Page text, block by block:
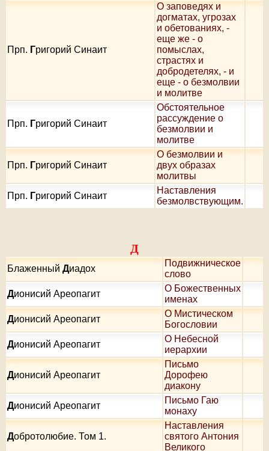
Прп. Григорий Синаит
О заповедях и
догматах, угрозах
и обетованиях, -
еще же - о
помыслах,
страстях и
добродетелях, - и
еще - о безмолвии
и молитве
Прп. Григорий Синаит
Oбстоятельное
рассуждение о
безмолвии и
молитве
Прп. Григорий Синаит
О безмолвии и
двух образах
молитвы
Прп. Григорий Синаит
Наставления
безмолвствующим.
Д
Блаженный Диадох
Подвижническое
слово
Дионисий Ареопагит
О Божественных
именах
Дионисий Ареопагит
О Мистическом
Богословии
Дионисий Ареопагит
О Небесной
иерархии
Дионисий Ареопагит
Письмо
Дорофею
диакону
Дионисий Ареопагит
Письмо Гаю
монаху
Добротолюбие. Том 1.
Наставления
святого Антония
Великого